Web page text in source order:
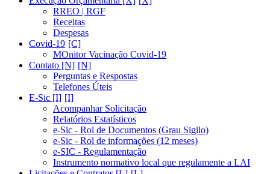
RREO | RGF
Receitas
Despesas
Covid-19
MOnitor Vacinação Covid-19
Contato [N]
Perguntas e Respostas
Telefones Úteis
E-Sic [I]
Acompanhar Solicitação
Relatórios Estatísticos
e-Sic - Rol de Documentos (Grau Sigilo)
e-Sic - Rol de informações (12 meses)
e-SIC - Regulamentação
Instrumento normativo local que regulamente a LAI